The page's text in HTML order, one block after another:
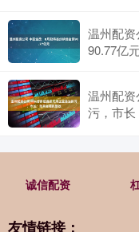
温州配
90.77亿元
温州配
污，市
诚信配资
友情链接：